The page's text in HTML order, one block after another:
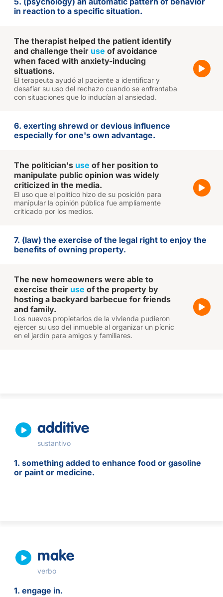
in reaction to a specific situation.
The therapist helped the patient identify
and challenge their use of avoidance
when faced with anxiety-inducing
situations.
El terapeuta ayudó al paciente a identificar y
desafiar su uso del rechazo cuando se enfrentaba
con situaciones que lo inducían al ansiedad.
6. exerting shrewd or devious influence
especially for one's own advantage.
The politician's use of her position to
manipulate public opinion was widely
criticized in the media.
El uso que el político hizo de su posición para
manipular la opinión pública fue ampliamente
criticado por los medios.
7. (law) the exercise of the legal right to enjoy the
benefits of owning property.
The new homeowners were able to
exercise their use of the property by
hosting a backyard barbecue for friends
and family.
Los nuevos propietarios de la vivienda pudieron
ejercer su uso del inmueble al organizar un pícnic
en el jardín para amigos y familiares.
additive
sustantivo
1. something added to enhance food or gasoline
or paint or medicine.
make
verbo
1. engage in.